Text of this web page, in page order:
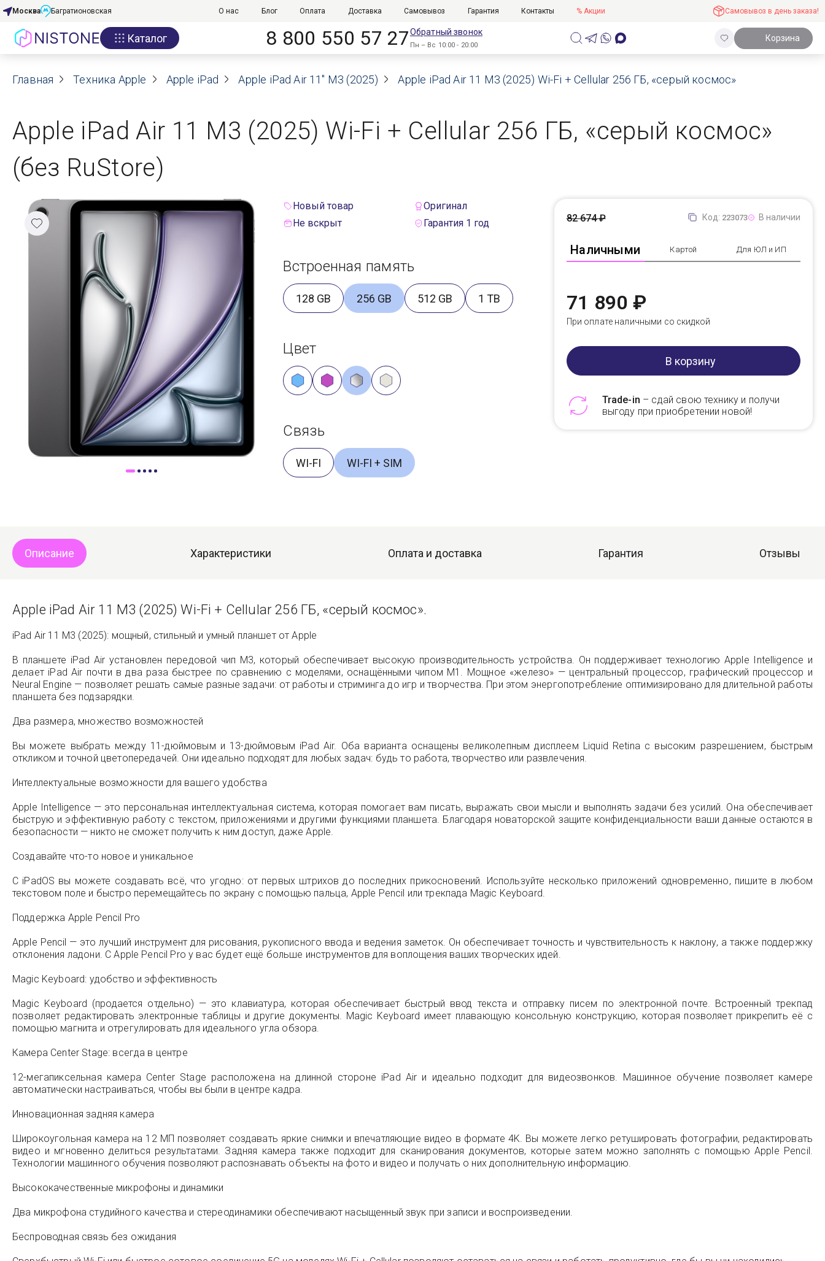
Акции
О нас
Реквизиты
Контакты
Гарантия
Оплата
Доставка
Москва Багратионовская О нас Блог Оплата Доставка Самовывоз Гарантия Контакты % Акции Самовывоз в день заказа!
Каталог 8 800 550 57 27Обратный звонок
Пн – Вс 10:00 - 20:00
Корзина
Главная Техника Apple Apple iPad Apple iPad Air 11" M3 (2025) Apple iPad Air 11 M3 (2025) Wi-Fi + Cellular 256 ГБ, «серый космос»
Apple iPad Air 11 M3 (2025) Wi-Fi + Cellular 256 ГБ, «серый космос»
(без RuStore)
Новый товар
Оригинал
Не вскрыт
Гарантия 1 год
Встроенная память
128 GB 256 GB 512 GB 1 TB
Цвет
Связь
WI-FI WI-FI + SIM
Код: 223073 В наличии
Наличными Картой Для ЮЛ и ИП
82 674 ₽
71 890 ₽
При оплате наличными со скидкой
В корзину
Trade-in – сдай свою технику и получи
выгоду при приобретении новой!
Описание Характеристики Оплата и доставка Гарантия Отзывы
Apple iPad Air 11 M3 (2025) Wi-Fi + Cellular 256 ГБ, «серый космос».
iPad Air 11 M3 (2025): мощный, стильный и умный планшет от Apple
В планшете iPad Air установлен передовой чип M3, который обеспечивает высокую производительность устройства. Он поддерживает технологию Apple Intelligence и
делает iPad Air почти в два раза быстрее по сравнению с моделями, оснащёнными чипом M1. Мощное «железо» — центральный процессор, графический процессор и
Neural Engine — позволяет решать самые разные задачи: от работы и стриминга до игр и творчества. При этом энергопотребление оптимизировано для длительной работы
планшета без подзарядки.
Два размера, множество возможностей
Вы можете выбрать между 11-дюймовым и 13-дюймовым iPad Air. Оба варианта оснащены великолепным дисплеем Liquid Retina с высоким разрешением, быстрым
откликом и точной цветопередачей. Они идеально подходят для любых задач: будь то работа, творчество или развлечения.
Интеллектуальные возможности для вашего удобства
Apple Intelligence — это персональная интеллектуальная система, которая помогает вам писать, выражать свои мысли и выполнять задачи без усилий. Она обеспечивает
быструю и эффективную работу с текстом, приложениями и другими функциями планшета. Благодаря новаторской защите конфиденциальности ваши данные остаются в
безопасности — никто не сможет получить к ним доступ, даже Apple.
Создавайте что-то новое и уникальное
С iPadOS вы можете создавать всё, что угодно: от первых штрихов до последних прикосновений. Используйте несколько приложений одновременно, пишите в любом
текстовом поле и быстро перемещайтесь по экрану с помощью пальца, Apple Pencil или трекпада Magic Keyboard.
Поддержка Apple Pencil Pro
Apple Pencil — это лучший инструмент для рисования, рукописного ввода и ведения заметок. Он обеспечивает точность и чувствительность к наклону, а также поддержку
отклонения ладони. С Apple Pencil Pro у вас будет ещё больше инструментов для воплощения ваших творческих идей.
Magic Keyboard: удобство и эффективность
Magic Keyboard (продается отдельно) — это клавиатура, которая обеспечивает быстрый ввод текста и отправку писем по электронной почте. Встроенный трекпад
позволяет редактировать электронные таблицы и другие документы. Magic Keyboard имеет плавающую консольную конструкцию, которая позволяет прикрепить её с
помощью магнита и отрегулировать для идеального угла обзора.
Камера Center Stage: всегда в центре
12-мегапиксельная камера Center Stage расположена на длинной стороне iPad Air и идеально подходит для видеозвонков. Машинное обучение позволяет камере
автоматически настраиваться, чтобы вы были в центре кадра.
Инновационная задняя камера
Широкоугольная камера на 12 МП позволяет создавать яркие снимки и впечатляющие видео в формате 4K. Вы можете легко ретушировать фотографии, редактировать
видео и мгновенно делиться результатами. Задняя камера также подходит для сканирования документов, которые затем можно заполнять с помощью Apple Pencil.
Технологии машинного обучения позволяют распознавать объекты на фото и видео и получать о них дополнительную информацию.
Высококачественные микрофоны и динамики
Два микрофона студийного качества и стереодинамики обеспечивают насыщенный звук при записи и воспроизведении.
Беспроводная связь без ожидания